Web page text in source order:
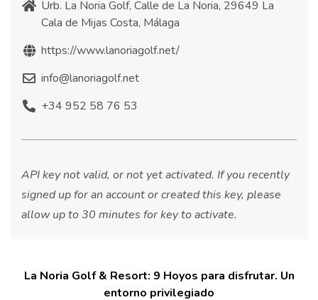
Urb. La Noria Golf, Calle de La Noria, 29649 La
Cala de Mijas Costa, Málaga
https://www.lanoriagolf.net/
info@lanoriagolf.net
+34 952 58 76 53
API key not valid, or not yet activated. If you recently
signed up for an account or created this key, please
allow up to 30 minutes for key to activate.
La Noria Golf & Resort: 9 Hoyos para disfrutar. Un
entorno privilegiado